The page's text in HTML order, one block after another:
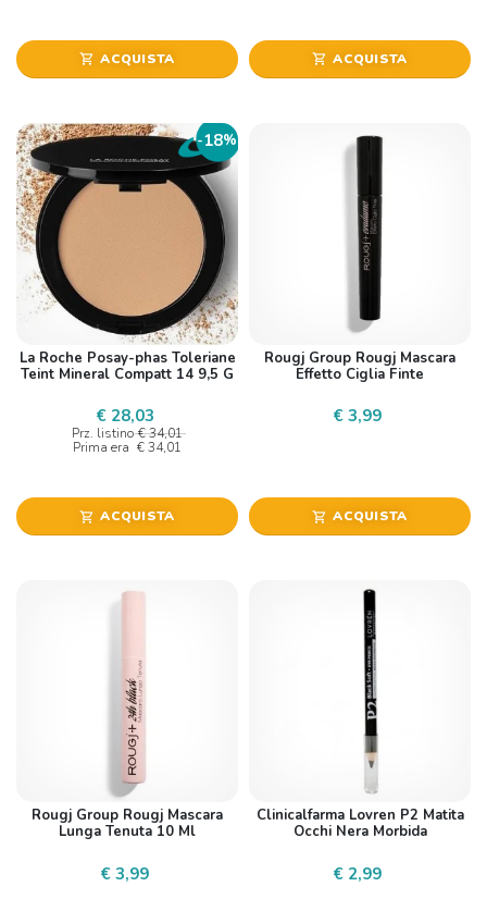
shopping_cart ACQUISTA shopping_cart ACQUISTA
-18%
La Roche Posay-phas Toleriane
Teint Mineral Compatt 14 9,5 G
€ 28,03
Prz. listino € 34,01
Prima era € 34,01
shopping_cart ACQUISTA
Rougj Group Rougj Mascara
Effetto Ciglia Finte
€ 3,99
shopping_cart ACQUISTA
Rougj Group Rougj Mascara
Lunga Tenuta 10 Ml
€ 3,99
Clinicalfarma Lovren P2 Matita
Occhi Nera Morbida
€ 2,99